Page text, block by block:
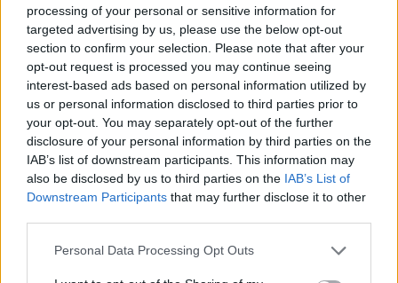
processing of your personal or sensitive information for
targeted advertising by us, please use the below opt-out
section to confirm your selection. Please note that after your
opt-out request is processed you may continue seeing
interest-based ads based on personal information utilized by
us or personal information disclosed to third parties prior to
your opt-out. You may separately opt-out of the further
disclosure of your personal information by third parties on the
IAB’s list of downstream participants. This information may
also be disclosed by us to third parties on the IAB’s List of
Downstream Participants that may further disclose it to other
Personal Data Processing Opt Outs